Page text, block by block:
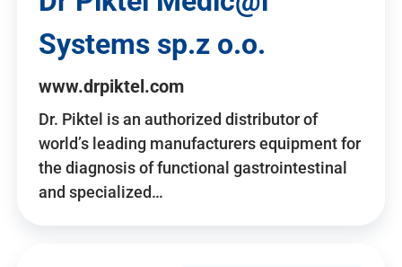
Systems sp.z o.o.
www.drpiktel.com
Dr. Piktel is an authorized distributor of
world’s leading manufacturers equipment for
the diagnosis of functional gastrointestinal
and specialized…